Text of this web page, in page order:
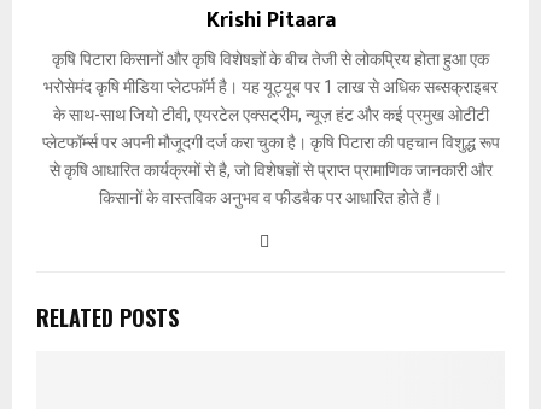
Krishi Pitaara
कृषि पिटारा किसानों और कृषि विशेषज्ञों के बीच तेजी से लोकप्रिय होता हुआ एक
भरोसेमंद कृषि मीडिया प्लेटफॉर्म है। यह यूट्यूब पर 1 लाख से अधिक सब्सक्राइबर
के साथ-साथ जियो टीवी, एयरटेल एक्सट्रीम, न्यूज़ हंट और कई प्रमुख ओटीटी
प्लेटफॉर्म्स पर अपनी मौजूदगी दर्ज करा चुका है। कृषि पिटारा की पहचान विशुद्ध रूप
से कृषि आधारित कार्यक्रमों से है, जो विशेषज्ञों से प्राप्त प्रामाणिक जानकारी और
किसानों के वास्तविक अनुभव व फीडबैक पर आधारित होते हैं।
RELATED POSTS